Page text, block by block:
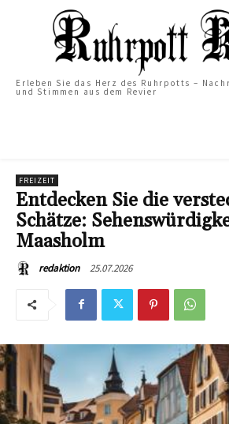
Erleben Sie das Herz des Ruhrpotts –
und Stimmen aus dem Revier
FREIZEIT
Entdecken Sie die
Schätze:
Maasholm
redaktion 25.07.2026